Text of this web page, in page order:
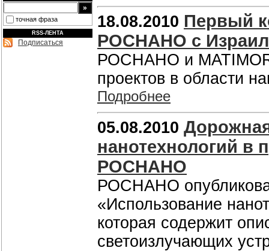
точная фраза
RSS-ЛЕНТА
Подписаться
18.08.2010 Первый
РОСНАНО с
РОСНАНО и MATIMOR
проектов в области
Подробнее
05.08.2010
нанотехнологий в
РОСНАНО
РОСНАНО
«Использование
которая содержит
светоизлучающих